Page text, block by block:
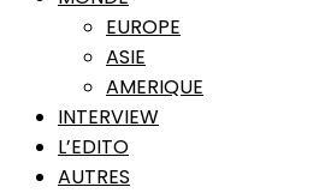
EUROPE
ASIE
AMERIQUE
INTERVIEW
L’EDITO
AUTRES